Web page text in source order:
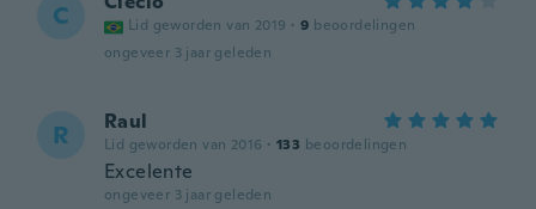
C Lid geworden van 2019 · 9 beoordelingen
ongeveer 3 jaar geleden
R Raul
Lid geworden van 2016 · 133 beoordelingen
Excelente
ongeveer 3 jaar geleden